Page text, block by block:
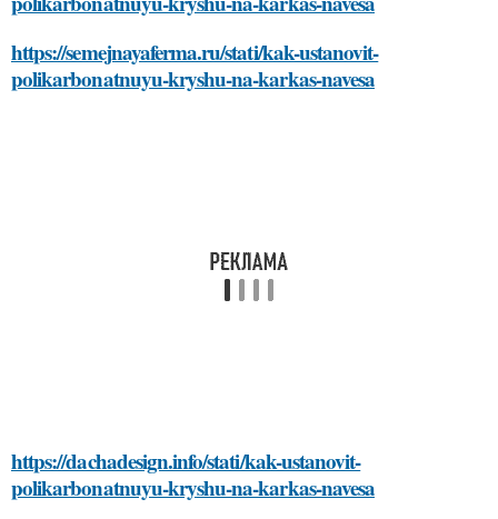
https://semejnayaferma.ru/stati/kak-ustanovit-
polikarbonatnuyu-kryshu-na-karkas-navesa
https://dachadesign.info/stati/kak-ustanovit-
polikarbonatnuyu-kryshu-na-karkas-navesa